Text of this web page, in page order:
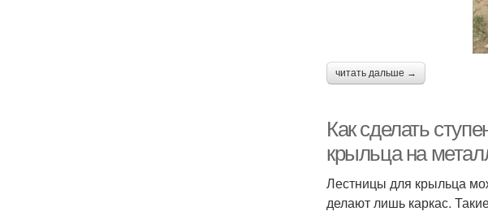
читать дальше →
Как сделать
крыльца на
Лестницы для крыльца
делают лишь каркас.